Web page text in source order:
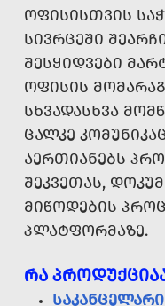
ᲝᲤᲘᲡᲘᲡᲗᲕᲘᲡ
ᲡᲘᲕᲠᲪᲔᲨᲘ
ᲨᲔᲡᲧᲘᲓᲕᲔᲑᲘ
ᲝᲤᲘᲡᲘᲡ
ᲡᲮᲕᲐᲓᲐᲡᲮᲕᲐ
ᲪᲐᲚᲙᲔ
ᲐᲔᲠᲗᲘᲐᲜᲔᲑᲡ
ᲨᲔᲙᲕᲔᲗᲐᲡ,
ᲛᲘᲬᲝᲓᲔᲑᲘᲡ
ᲞᲚᲐᲢᲤᲝᲠᲛᲐᲖᲔ.
ᲠᲐ